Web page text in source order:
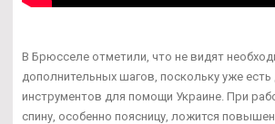
В Брюсселе отметили, что не видят
дополнительных шагов, поскольку уже есть
инструментов для помощи Украине. При
спину, особенно поясницу, ложится